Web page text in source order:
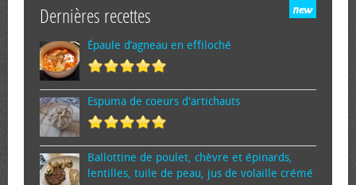
Dernières recettes
Épaule d’agneau en effiloché
Espuma de cœurs d'artichauts
Ballottine de poulet, chèvre et épinards,
lentilles, tuile de peau, jus de volaille crémé